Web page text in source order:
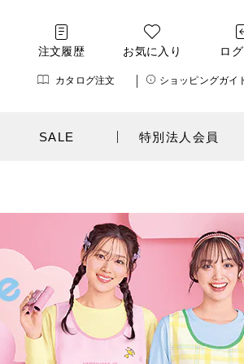
注文履歴 お気に入り ロ
カタログ注文 ショッピングガイ
SALE 特別法人会員